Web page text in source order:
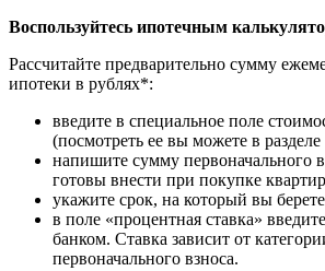
Воспользуйтесь ипотечным
Рассчитайте предварительно сумму
ипотеки в рублях*:
введите в специальное поле
(посмотреть ее вы можете в разделе
напишите сумму первоначального
готовы внести при покупке
укажите срок, на который вы
в поле «процентная ставка»
банком. Ставка зависит от
первоначального взноса.